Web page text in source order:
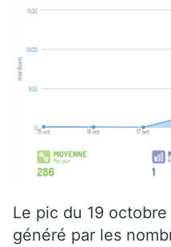
Le pic du 19
généré par les